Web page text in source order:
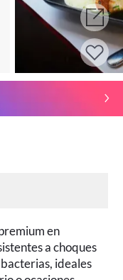
en
a choques
ideales